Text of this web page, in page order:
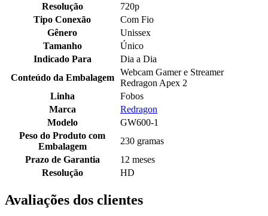
Resolução
720p
Tipo Conexão
Com Fio
Gênero
Unissex
Tamanho
Único
Indicado Para
Dia a Dia
Conteúdo da Embalagem
Webcam Gamer e Streamer
Redragon Apex 2
Linha
Fobos
Marca
Redragon
Modelo
GW600-1
Peso do Produto com
Embalagem
230 gramas
Prazo de Garantia
12 meses
Resolução
HD
Avaliações dos clientes